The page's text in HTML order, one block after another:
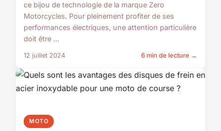
ce bijou de technologie de la marque Zero
Motorcycles. Pour pleinement profiter de ses
performances électriques, une attention particulière
doit être ...
12 juillet 2024 6 min de lecture →
MOTO